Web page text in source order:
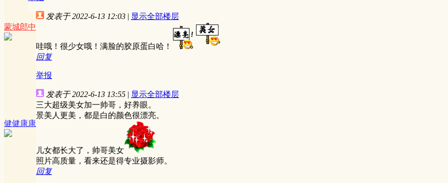
蒙城郎中
发表于 2022-6-13 12:03 | 显示全部楼层
哇哦！很少女哦！满脸的胶原蛋白哈！
回复
举报
健健康康
发表于 2022-6-13 13:55 | 显示全部楼层
三大超级美女加一帅哥，好养眼。
景美人更美，都是白的颜色很漂亮。
儿女都长大了，帅哥美女
照片高质量，看来还是得专业摄影师。
回复